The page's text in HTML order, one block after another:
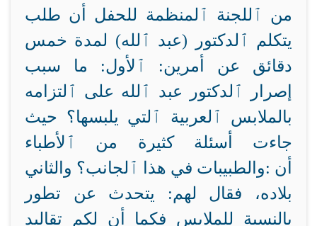
طلب من ٱللجنة ٱلمنظمة للحفل أن
يتكلم ٱلدكتور (عبد ٱلله) لمدة خمس
دقائق عن أمرين: ٱلأول: ما سبب
إصرار ٱلدكتور عبد ٱلله على ٱلتزامه
بالملابس ٱلعربية ٱلتي يلبسها؟ حيث
جاءت أسئلة كثيرة من ٱلأطباء
والطبيبات في هذا ٱلجانب؟ والثاني: أن
يتحدث عن تطور
بلاده، فقال لهم:
بالنسبة للملابس فكما أن لكم تقاليد